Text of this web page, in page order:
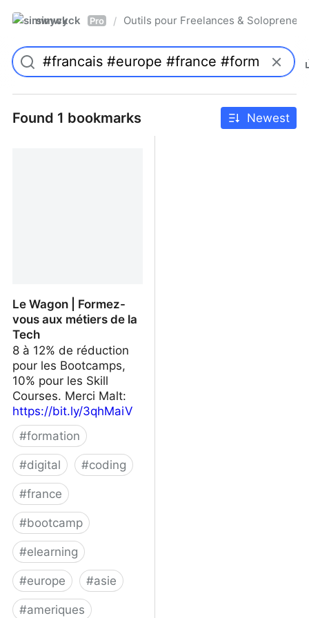
simwyck Pro / Outils pour Freelances &
Found 1 bookmarks Newest
Le Wagon | Formez-
vous aux métiers de la
Tech
8 à 12% de réduction
pour les Bootcamps,
10% pour les Skill
Courses. Merci Malt:
https://bit.ly/3qhMaiV
#formation
#digital #coding
#france
#bootcamp
#elearning
#europe #asie
#ameriques